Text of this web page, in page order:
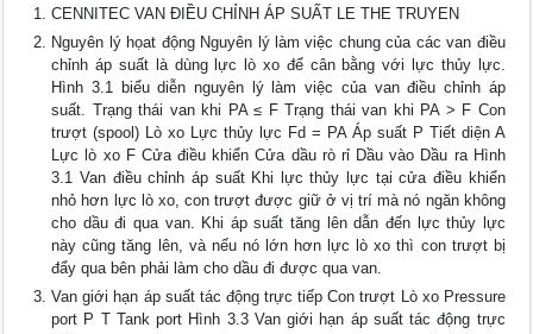
CENNITEC VAN ĐIỀU CHỈNH ÁP SUẤT LE THE TRUYEN
Nguyên lý họat động Nguyên lý làm việc chung của các van điều
chỉnh áp suất là dùng lực lò xo để cân bằng với lực thủy lực.
Hình 3.1 biểu diễn nguyên lý làm việc của van điều chỉnh áp
suất. Trạng thái van khi PA ≤ F Trạng thái van khi PA > F Con
trượt (spool) Lò xo Lực thủy lực Fd = PA Áp suất P Tiết diện A
Lực lò xo F Cửa điều khiển Cửa dầu rò rỉ Dầu vào Dầu ra Hình
3.1 Van điều chỉnh áp suất Khi lực thủy lực tại cửa điều khiển
nhỏ hơn lực lò xo, con trượt được giữ ở vị trí mà nó ngăn không
cho dầu đi qua van. Khi áp suất tăng lên dẫn đến lực thủy lực
này cũng tăng lên, và nếu nó lớn hơn lực lò xo thì con trượt bị
đẩy qua bên phải làm cho dầu đi được qua van.
Van giới hạn áp suất tác động trực tiếp Con trượt Lò xo Pressure
port P T Tank port Hình 3.3 Van giới hạn áp suất tác động trực